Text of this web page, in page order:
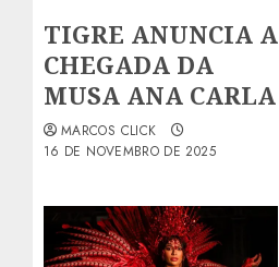
TIGRE ANUNCIA A
CHEGADA DA
MUSA ANA CARLA
MARCOS CLICK
16 DE NOVEMBRO DE 2025